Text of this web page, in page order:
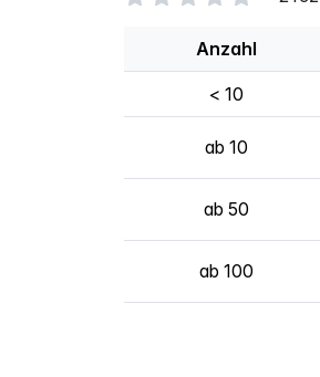
Anzahl
< 10
ab 10
ab 50
ab 100